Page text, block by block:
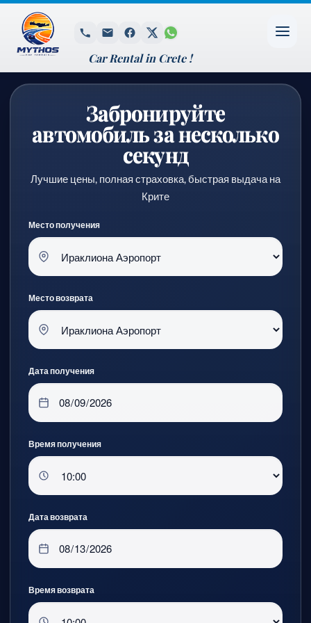
Забронируйте
автомобиль за несколько
секунд
Лучшие цены, полная страховка, быстрая выдача на
Крите
Место получения
Место возврата
Дата получения
Время получения
Дата возврата
Время возврата
Car Rental in Crete !